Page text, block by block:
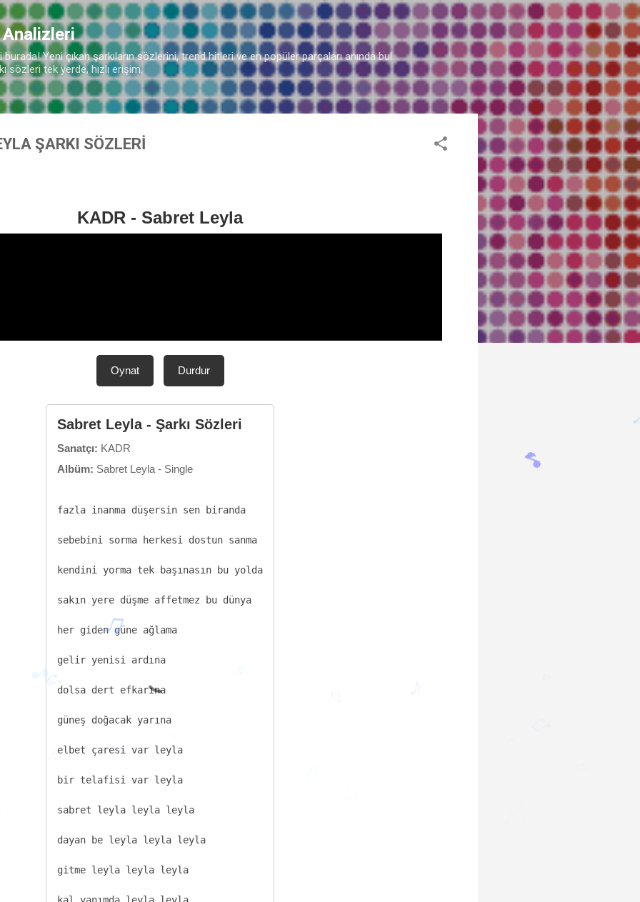
Ana içeriğe atla
Analizleri
Yeni çıkan şarkıların sözlerini, trend hitleri ve en popüler parçaları anında bul.
sözleri tek yerde, hızlı erişim.
ŞARKI SÖZLERİ
KADR - Sabret Leyla
Oynat Durdur
Sabret Leyla - Şarkı Sözleri
Sanatçı: KADR
Albüm: Sabret Leyla - Single
fazla inanma düşersin sen biranda
sebebini sorma herkesi dostun sanma
kendini yorma tek başınasın bu yolda
sakın yere düşme affetmez bu dünya
her giden güne ağlama
gelir yenisi ardına
dolsa dert efkarına
güneş doğacak yarına
elbet çaresi var leyla
bir telafisi var leyla
sabret leyla leyla leyla
dayan be leyla leyla leyla
gitme leyla leyla leyla
kal yanımda leyla leyla
♩
♬
♪
🎵